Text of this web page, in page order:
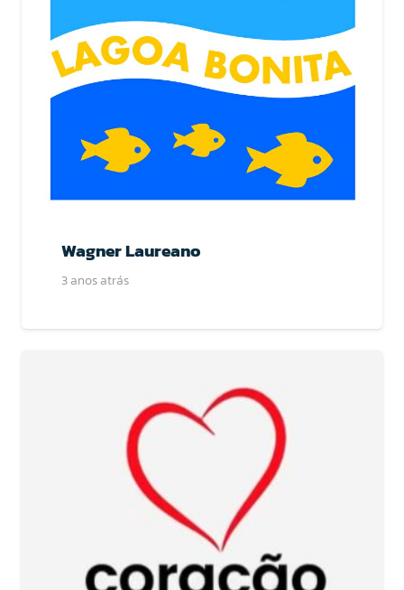
Wagner Laureano
3 anos atrás